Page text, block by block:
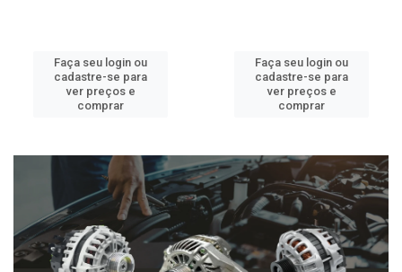
Faça seu login ou
cadastre-se para
ver preços e
comprar
Faça seu login ou
cadastre-se para
ver preços e
comprar